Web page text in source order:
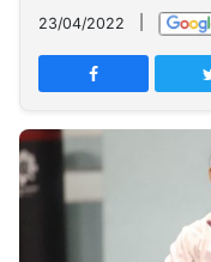
Network
PT
TREETAN
INDONESIA
23/04/2022